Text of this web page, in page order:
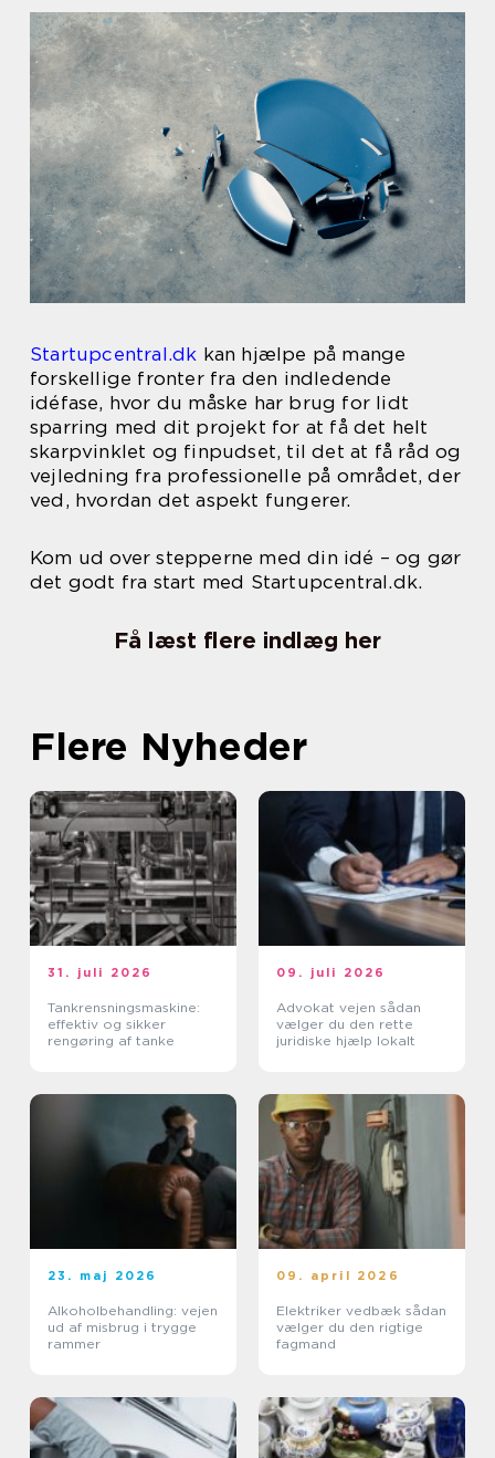
Startupcentral.dk kan hjælpe på mange
forskellige fronter fra den indledende
idéfase, hvor du måske har brug for lidt
sparring med dit projekt for at få det helt
skarpvinklet og finpudset, til det at få råd og
vejledning fra professionelle på området, der
ved, hvordan det aspekt fungerer.
Kom ud over stepperne med din idé – og gør
det godt fra start med Startupcentral.dk.
Få læst flere indlæg her
Flere Nyheder
31. juli 2026
Tankrensningsmaskine:
effektiv og sikker
rengøring af tanke
09. juli 2026
Advokat vejen sådan
vælger du den rette
juridiske hjælp lokalt
23. maj 2026
Alkoholbehandling: vejen
ud af misbrug i trygge
rammer
09. april 2026
Elektriker vedbæk sådan
vælger du den rigtige
fagmand